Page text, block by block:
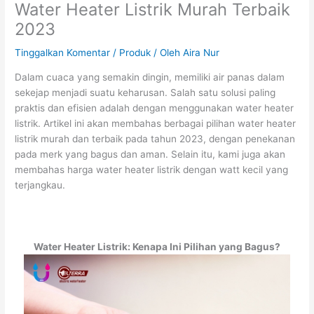
Water Heater Listrik Murah Terbaik
2023
Tinggalkan Komentar / Produk / OlehAira Nur
Dalam cuaca yang semakin dingin, memiliki air panas dalam
sekejap menjadi suatu keharusan. Salah satu solusi paling
praktis dan efisien adalah dengan menggunakan water heater
listrik. Artikel ini akan membahas berbagai pilihan water heater
listrik murah dan terbaik pada tahun 2023, dengan penekanan
pada merk yang bagus dan aman. Selain itu, kami juga akan
membahas harga water heater listrik dengan watt kecil yang
terjangkau.
Water Heater Listrik: Kenapa Ini Pilihan yang Bagus?